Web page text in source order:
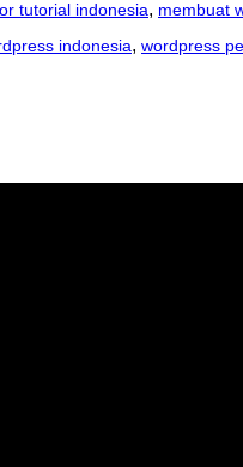
tutorial indonesia, membuat
indonesia, wordpress